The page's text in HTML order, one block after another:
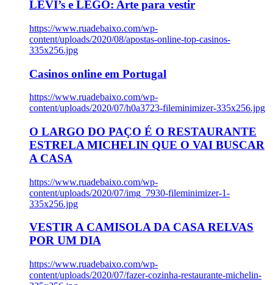
LEVI’s e LEGO: Arte para vestir
https://www.ruadebaixo.com/wp-
content/uploads/2020/08/apostas-online-top-casinos-
335x256.jpg
Casinos online em Portugal
https://www.ruadebaixo.com/wp-
content/uploads/2020/07/h0a3723-fileminimizer-335x256.jpg
O LARGO DO PAÇO É O RESTAURANTE
ESTRELA MICHELIN QUE O VAI BUSCAR
A CASA
https://www.ruadebaixo.com/wp-
content/uploads/2020/07/img_7930-fileminimizer-1-
335x256.jpg
VESTIR A CAMISOLA DA CASA RELVAS
POR UM DIA
https://www.ruadebaixo.com/wp-
content/uploads/2020/07/fazer-cozinha-restaurante-michelin-